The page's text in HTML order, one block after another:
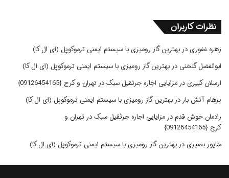
نظرات کاربران
زهره غفوریدر بهترین گاز رومیزی با سیستم ایمنی ترموکوپل (ای ال کا)
ابوالفضل گلخنی در بهترین گاز رومیزی با سیستم ایمنی ترموکوپل (ای ال کا)
ارسلان کبیریدر مزایایی اجاره جرثقیل سبک در تهران و کرج {09126454165}
پرهام آتش بار در بهترین گاز رومیزی با سیستم ایمنی ترموکوپل (ای ال کا)
رادمان خوش قدمدر مزایایی اجاره جرثقیل سبک در تهران و
کرج {09126454165}
شاپور بصیریدر بهترین گاز رومیزی با سیستم ایمنی ترموکوپل (ای ال کا)